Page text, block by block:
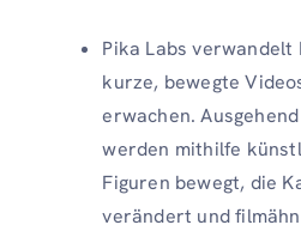
Pika Labs verwandelt
kurze, bewegte
erwachen.
werden mithilfe
Figuren bewegt, die
verändert und